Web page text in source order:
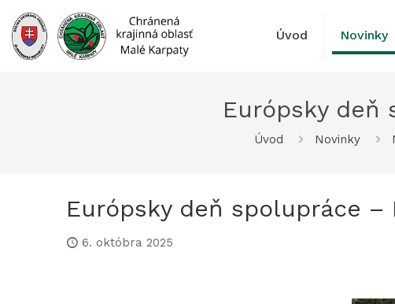
na
obsah
Úvod Novinky
Európsky deň
Úvod Novinky
Európsky deň spolupráce –
6. októbra 2025